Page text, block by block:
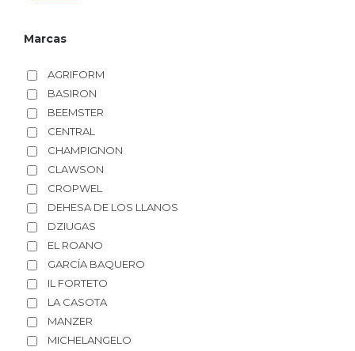
Marcas
AGRIFORM
BASIRON
BEEMSTER
CENTRAL
CHAMPIGNON
CLAWSON
CROPWEL
DEHESA DE LOS LLANOS
DZIUGAS
EL ROANO
GARCÍA BAQUERO
IL FORTETO
LA CASOTA
MANZER
MICHELANGELO